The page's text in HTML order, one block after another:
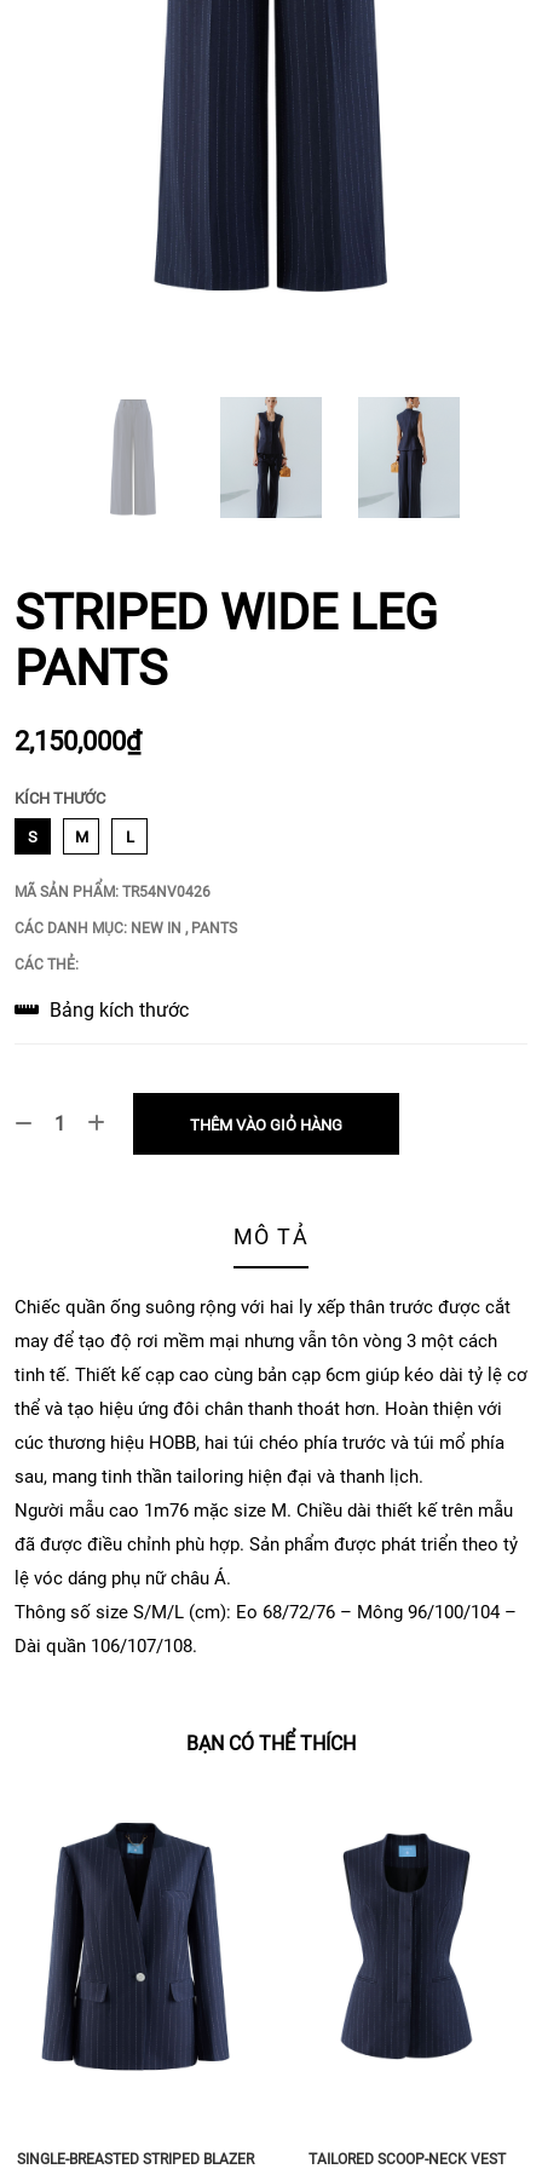
STRIPED WIDE LEG
PANTS
2,150,000₫
KÍCH THƯỚC
S M L
MÃ SẢN PHẨM: TR54NV0426
CÁC DANH MỤC: NEW IN , PANTS
CÁC THẺ:
Bảng kích thước
THÊM VÀO GIỎ HÀNG
MÔ TẢ
Chiếc quần ống suông rộng với hai ly xếp thân trước được cắt
may để tạo độ rơi mềm mại nhưng vẫn tôn vòng 3 một cách
tinh tế. Thiết kế cạp cao cùng bản cạp 6cm giúp kéo dài tỷ lệ cơ
thể và tạo hiệu ứng đôi chân thanh thoát hơn. Hoàn thiện với
cúc thương hiệu HOBB, hai túi chéo phía trước và túi mổ phía
sau, mang tinh thần tailoring hiện đại và thanh lịch.
Người mẫu cao 1m76 mặc size M. Chiều dài thiết kế trên mẫu
đã được điều chỉnh phù hợp. Sản phẩm được phát triển theo tỷ
lệ vóc dáng phụ nữ châu Á.
Thông số size S/M/L (cm): Eo 68/72/76 – Mông 96/100/104 –
Dài quần 106/107/108.
BẠN CÓ THỂ THÍCH
SINGLE-BREASTED STRIPED BLAZER TAILORED SCOOP-NECK VEST